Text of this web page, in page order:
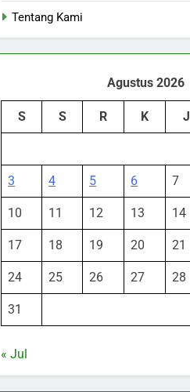
Tentang Kami
Agustus 2026
S S R K J
3 4 5 6 7
10 11 12 13 14
17 18 19 20 21
24 25 26 27 28
31
« Jul